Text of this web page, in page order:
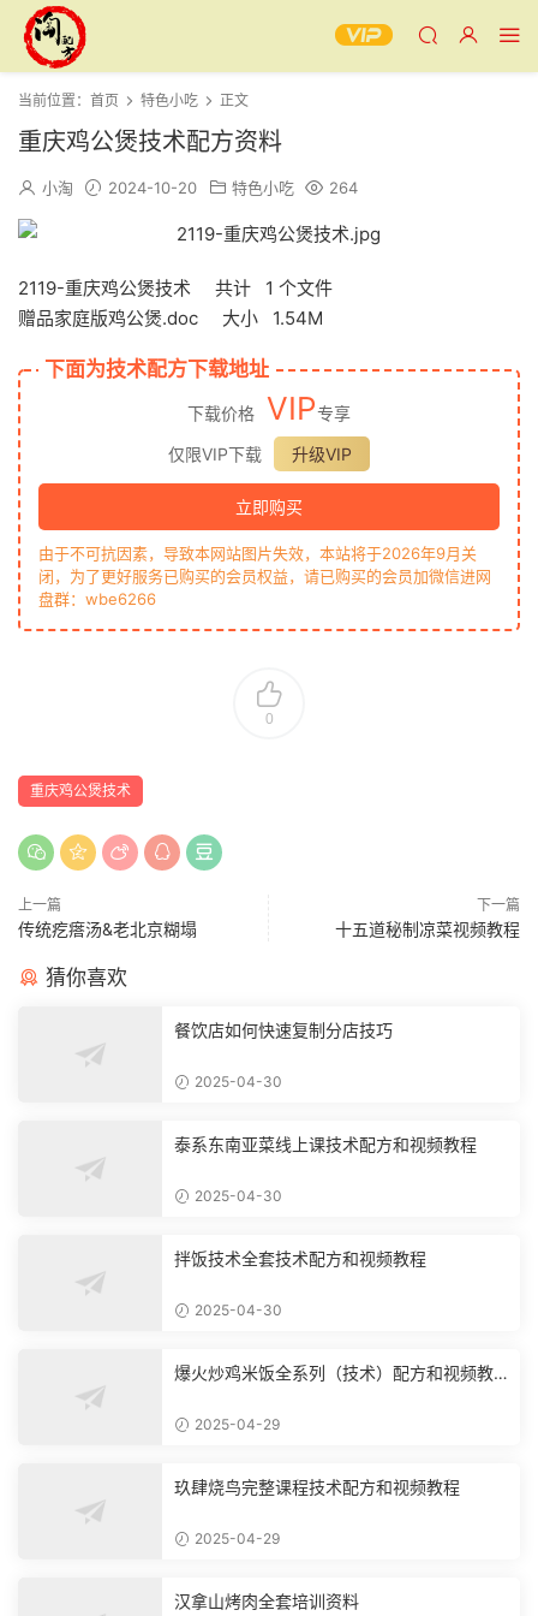
当前位置： 首页 特色小吃 正文
重庆鸡公煲技术配方资料
小淘 2024-10-20 特色小吃 264
2119-重庆鸡公煲技术 共计 1 个文件
赠品家庭版鸡公煲.doc 大小 1.54M
下面为技术配方下载地址
下载价格 VIP专享
仅限VIP下载
升级VIP
立即购买
由于不可抗因素，导致本网站图片失效，本站将于2026年9月关
闭，为了更好服务已购买的会员权益，请已购买的会员加微信进网
盘群：wbe6266
0
重庆鸡公煲技术
上一篇
传统疙瘩汤&老北京糊塌
下一篇
十五道秘制凉菜视频教程
猜你喜欢
餐饮店如何快速复制分店技巧
2025-04-30
泰系东南亚菜线上课技术配方和视频教程
2025-04-30
拌饭技术全套技术配方和视频教程
2025-04-30
爆火炒鸡米饭全系列（技术）配方和视频教
2025-04-29
玖肆烧鸟完整课程技术配方和视频教程
2025-04-29
汉拿山烤肉全套培训资料